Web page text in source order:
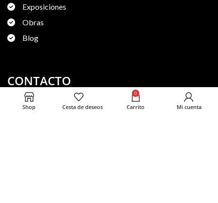
Exposiciones
Obras
Blog
CONTACTO
Shop Cesta de deseos
0
Carrito Mi cuenta